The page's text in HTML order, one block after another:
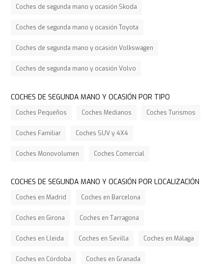
Coches de segunda mano y ocasión Skoda
Coches de segunda mano y ocasión Toyota
Coches de segunda mano y ocasión Volkswagen
Coches de segunda mano y ocasión Volvo
COCHES DE SEGUNDA MANO Y OCASIÓN POR TIPO
Coches Pequeños Coches Medianos Coches Turismos
Coches Familiar Coches SUV y 4X4
Coches Monovolumen Coches Comercial
COCHES DE SEGUNDA MANO Y OCASIÓN POR LOCALIZACIÓN
Coches en Madrid Coches en Barcelona
Coches en Girona Coches en Tarragona
Coches en Lleida Coches en Sevilla Coches en Málaga
Coches en Córdoba Coches en Granada